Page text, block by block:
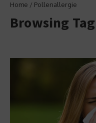
Home / Pollenallergie
Browsing